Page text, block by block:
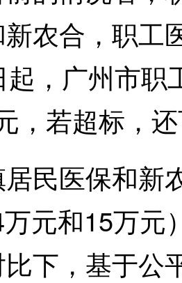
农合，职工
，广州市职
，若超标，
医保和新
元和15万元
下，基于公